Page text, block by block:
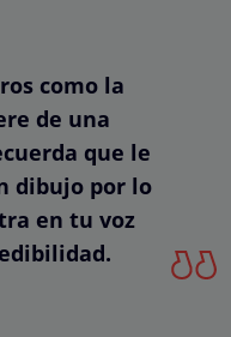
como la
de una
que le
dibujo por lo
en tu voz